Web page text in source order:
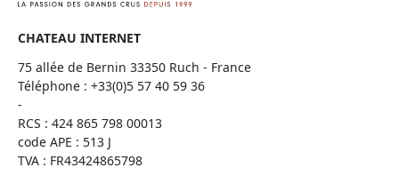
CHATEAU INTERNET
75 allée de Bernin 33350 Ruch - France
Téléphone : +33(0)5 57 40 59 36
-
RCS : 424 865 798 00013
code APE : 513 J
TVA : FR43424865798